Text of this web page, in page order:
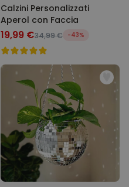
Calzini Personalizzati
Aperol con Faccia
19,99 €34,99 € -43%